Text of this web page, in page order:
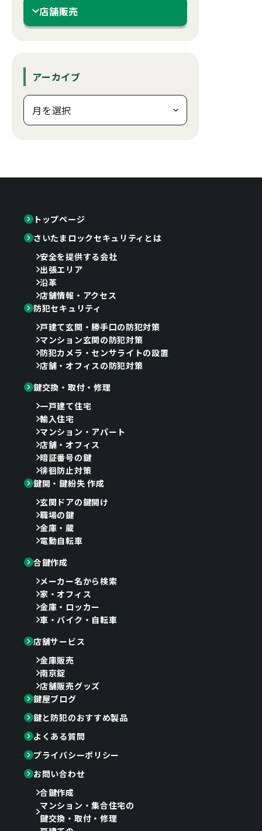
店舗販売
アーカイブ
トップページ
さいたまロックセキュリティとは
安全を提供する会社
出張エリア
沿革
店舗情報・アクセス
防犯セキュリティ
戸建て玄関・勝手口の防犯対策
マンション玄関の防犯対策
防犯カメラ・センサライトの設置
店舗・オフィスの防犯対策
鍵交換・取付・修理
一戸建て住宅
輸入住宅
マンション・アパート
店舗・オフィス
暗証番号の鍵
徘徊防止対策
鍵開・鍵紛失 作成
玄関ドアの鍵開け
職場の鍵
金庫・蔵
電動自転車
合鍵作成
メーカー名から検索
家・オフィス
金庫・ロッカー
車・バイク・自転車
店舗サービス
金庫販売
南京錠
店舗販売グッズ
鍵屋ブログ
鍵と防犯のおすすめ製品
よくある質問
プライバシーポリシー
お問い合わせ
合鍵作成
マンション・集合住宅の
鍵交換・取付・修理